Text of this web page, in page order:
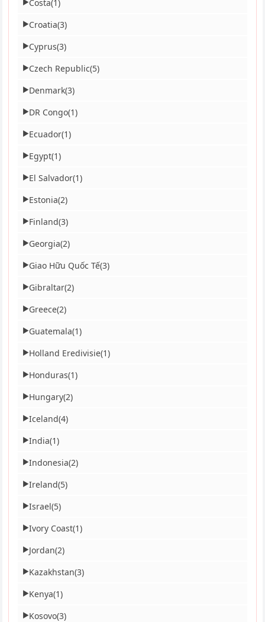
▶Costa(1)
▶Croatia(3)
▶Cyprus(3)
▶Czech Republic(5)
▶Denmark(3)
▶DR Congo(1)
▶Ecuador(1)
▶Egypt(1)
▶El Salvador(1)
▶Estonia(2)
▶Finland(3)
▶Georgia(2)
▶Giao Hữu Quốc Tế(3)
▶Gibraltar(2)
▶Greece(2)
▶Guatemala(1)
▶Holland Eredivisie(1)
▶Honduras(1)
▶Hungary(2)
▶Iceland(4)
▶India(1)
▶Indonesia(2)
▶Ireland(5)
▶Israel(5)
▶Ivory Coast(1)
▶Jordan(2)
▶Kazakhstan(3)
▶Kenya(1)
▶Kosovo(3)